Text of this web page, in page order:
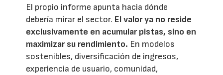
El propio informe apunta hacia dónde
debería mirar el sector. El valor ya no reside
exclusivamente en acumular pistas, sino en
maximizar su rendimiento. En modelos
sostenibles, diversificación de ingresos,
experiencia de usuario, comunidad,